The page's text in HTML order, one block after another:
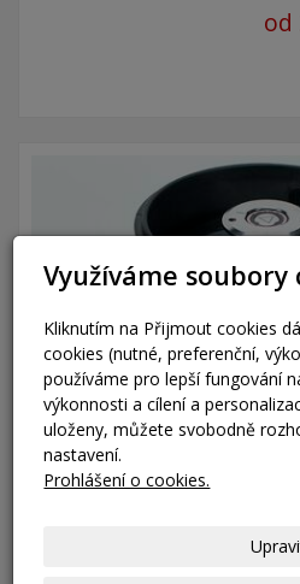
od
Využíváme soubory
Kliknutím na Přijmout cookies
cookies (nutné, preferenční,
používáme pro lepší fungování
výkonnosti a cílení a
uloženy, můžete svobodně
nastavení.
Prohlášení o cookies.